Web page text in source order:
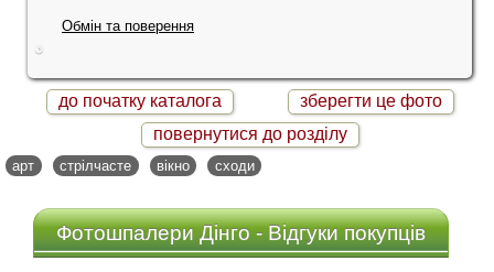
Обмін та поверення
до початку каталога
зберегти це фото
повернутися до розділу
арт стрілчасте вікно сходи
Фотошпалери Дінго - Відгуки покупців